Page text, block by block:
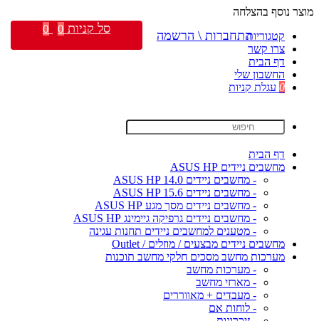
מוצר נוסף בהצלחה
קטגוריות
צרו קשר
דף הבית
החשבון שלי
0 עגלת קניות
דף הבית
מחשבים ניידים ASUS HP
- מחשבים ניידים ASUS HP 14.0
- מחשבים ניידים ASUS HP 15.6
- מחשבים ניידים מסך מגע ASUS HP
- מחשבים ניידים גרפיקה גיימינג ASUS HP
- מטענים למחשבים ניידים תחנות עגינה
מחשבים ניידים מבצעים / מוזלים / Outlet
מערכות מחשב מסכים חלקי מחשב תוכנות
- מערכות מחשב
- מארזי מחשב
- מעבדים + מאווררים
- לוחות אם
התחברות \ הרשמה סל קניות 0
0